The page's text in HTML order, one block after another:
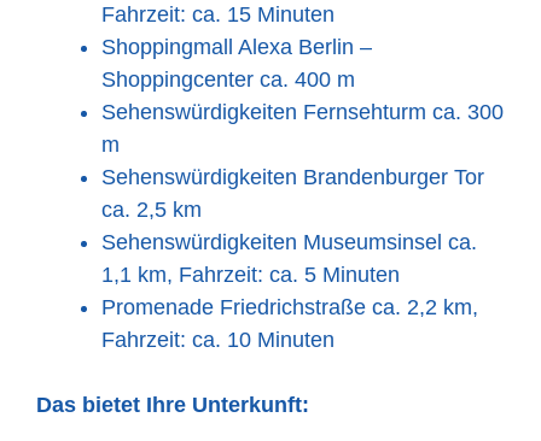
Fahrzeit: ca. 15 Minuten
Shoppingmall Alexa Berlin –
Shoppingcenter ca. 400 m
Sehenswürdigkeiten Fernsehturm ca. 300
m
Sehenswürdigkeiten Brandenburger Tor
ca. 2,5 km
Sehenswürdigkeiten Museumsinsel ca.
1,1 km, Fahrzeit: ca. 5 Minuten
Promenade Friedrichstraße ca. 2,2 km,
Fahrzeit: ca. 10 Minuten
Das bietet Ihre Unterkunft: